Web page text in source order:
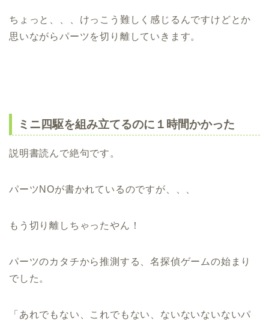
ちょっと、、、けっこう難しく感じるんですけどとか
思いながらパーツを切り離していきます。
ミニ四駆を組み立てるのに１時間かかった
説明書読んで絶句です。
パーツNOが書かれているのですが、、、
もう切り離しちゃったやん！
パーツのカタチから推測する、名探偵ゲームの始まり
でした。
「あれでもない、これでもない、ないないないないパ